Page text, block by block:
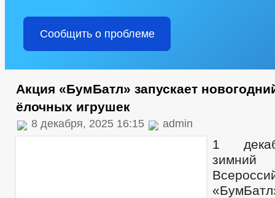
Сообщить о проблеме
Акция «БумБатл» запускает
ёлочных игрушек
8 декабря, 2025 16:15 admin
1